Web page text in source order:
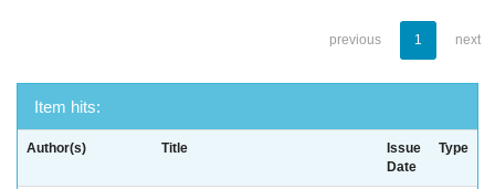
previous 1 next
Item hits:
Author(s) Title
Issue
Date
Type